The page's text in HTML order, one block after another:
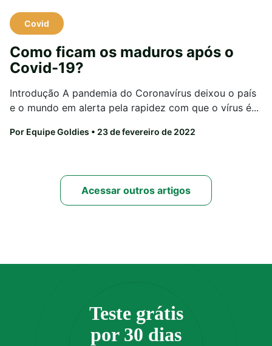
Covid
Como ficam os maduros após o
Covid-19?
Introdução A pandemia do Coronavírus deixou o país
e o mundo em alerta pela rapidez com que o vírus é...
Por Equipe Goldies • 23 de fevereiro de 2022
Acessar outros artigos
Teste grátis
por 30 dias